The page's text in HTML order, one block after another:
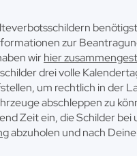
zur
wirhier
drei volle
um rechtlich in der
abschleppen zu
Zeit ein, die Schilder bei
abzuholen und nach